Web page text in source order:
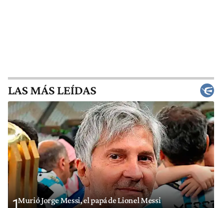
LAS MÁS LEÍDAS
1Murió Jorge Messi, el papá de Lionel Messi